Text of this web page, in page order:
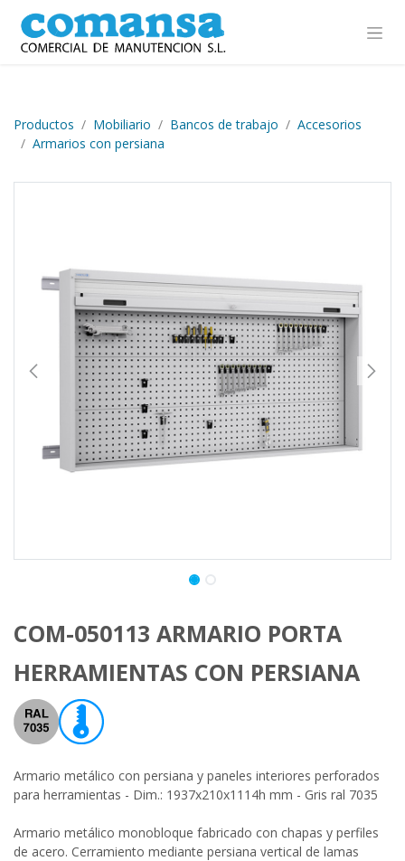
Ir al contenido
Productos Mobiliario Bancos de trabajo
Accesorios
Armarios con persiana
COM-050113 ARMARIO PORTA
HERRAMIENTAS CON PERSIANA
Armario metálico con persiana y paneles interiores perforados
para herramientas - Dim.: 1937x210x1114h mm - Gris ral 7035
Armario metálico monobloque fabricado con chapas y perfiles
de acero. Cerramiento mediante persiana vertical de lamas